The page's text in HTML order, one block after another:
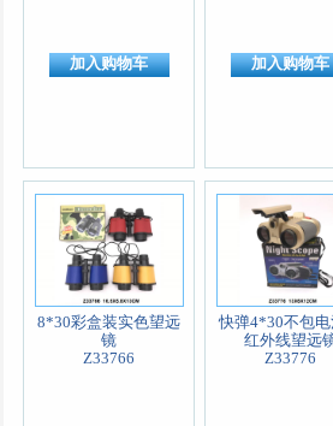
加入购物车 加入购物车
8*30彩盒装实色望远
镜
Z33766
快弹4*30不包
红外线望远
Z33776